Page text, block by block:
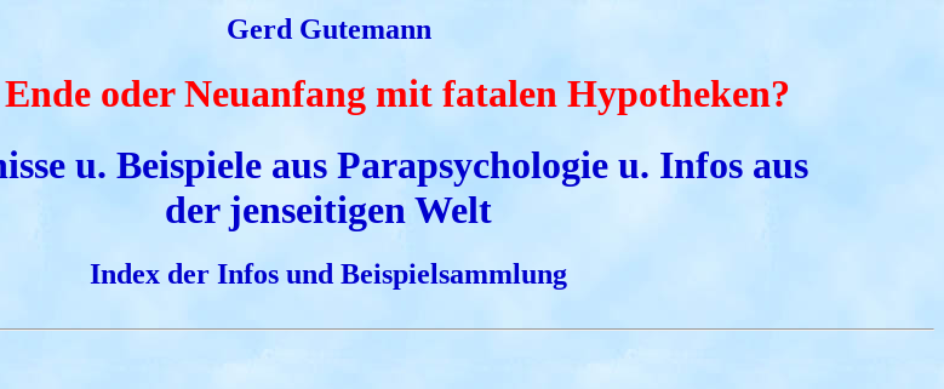
Gerd Gutemann
oder Neuanfang mit fatalen Hypotheken?
u. Beispiele aus Parapsychologie u. Infos aus
der jenseitigen Welt
Index der Infos und Beispielsammlung